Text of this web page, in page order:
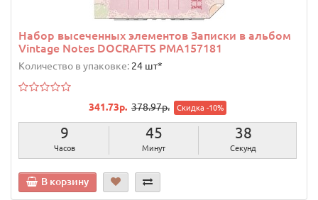
Набор высеченных элементов Записки в альбом
Vintage Notes DOCRAFTS PMA157181
Количество в упаковке: 24 шт*
341.73р. 378.97р. Скидка -10%
9
Часов
45
Минут
37
Секунд
В корзину